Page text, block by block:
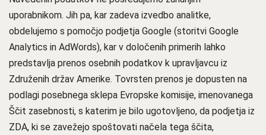
uporabnikom. Jih pa, kar zadeva izvedbo analitke,
obdelujemo s pomočjo podjetja Google (storitvi Google
Analytics in AdWords), kar v določenih primerih lahko
predstavlja prenos osebnih podatkov k upravljavcu iz
Združenih držav Amerike. Tovrsten prenos je dopusten na
podlagi posebnega sklepa Evropske komisije, imenovanega
Ščit zasebnosti, s katerim je bilo ugotovljeno, da podjetja iz
ZDA, ki se zavežejo spoštovati načela tega ščita,